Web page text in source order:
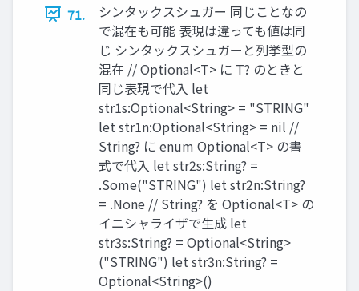
71.
シンタックスシュガー 同じことなの
で混在も可能 表現は違っても値は同
じ シンタックスシュガーと列挙型の
混在 // Optional<T> に T? のときと
同じ表現で代入 let
str1s:Optional<String> = "STRING"
let str1n:Optional<String> = nil //
String? に enum Optional<T> の書
式で代入 let str2s:String? =
.Some("STRING") let str2n:String?
= .None // String? を Optional<T> の
イニシャライザで生成 let
str3s:String? = Optional<String>
("STRING") let str3n:String? =
Optional<String>()